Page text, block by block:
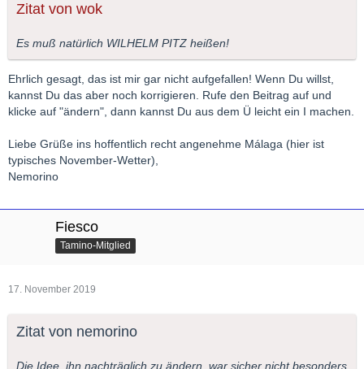
Zitat von wok
Es muß natürlich WILHELM PITZ heißen!
Ehrlich gesagt, das ist mir gar nicht aufgefallen! Wenn Du willst,
kannst Du das aber noch korrigieren. Rufe den Beitrag auf und
klicke auf "ändern", dann kannst Du aus dem Ü leicht ein I machen.
Liebe Grüße ins hoffentlich recht angenehme Málaga (hier ist
typisches November-Wetter),
Nemorino
Fiesco
Tamino-Mitglied
17. November 2019
Zitat von nemorino
Die Idee, ihn nachträglich zu ändern, war sicher nicht besonders